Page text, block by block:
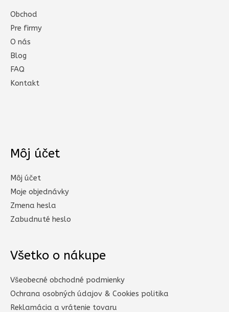
Obchod
Pre firmy
O nás
Blog
FAQ
Kontakt
Môj účet
Môj účet
Moje objednávky
Zmena hesla
Zabudnuté heslo
Všetko o nákupe
Všeobecné obchodné podmienky
Ochrana osobných údajov & Cookies politika
Reklamácia a vrátenie tovaru